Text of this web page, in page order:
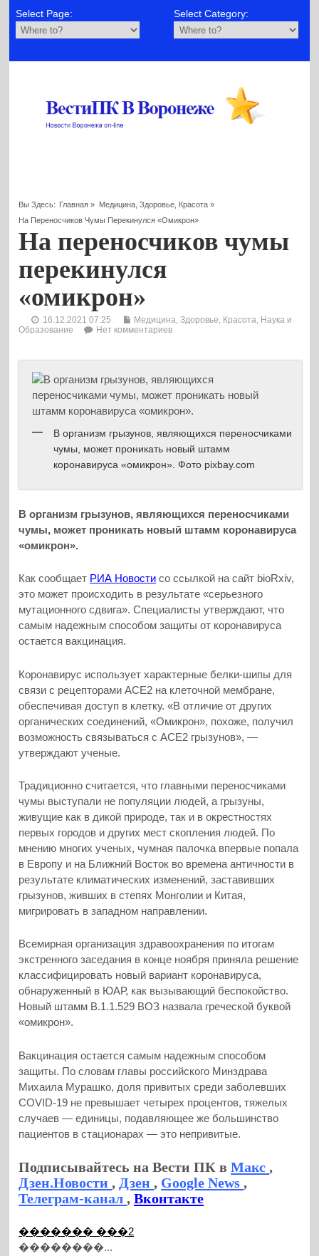
Select Page: Select Category:
Вы Здесь: Главная » Медицина, Здоровье, Красота»
На Переносчиков Чумы Перекинулся «омикрон»
На переносчиков чумы
перекинулся
«омикрон»
16.12.2021 07:25 Медицина, Здоровье, Красота Наука и
Образование
Нет комментариев
В организм грызунов, являющихся переносчиками
чумы, может проникать новый штамм
коронавируса «омикрон». Фото pixbay.com
В организм грызунов, являющихся переносчиками
чумы, может проникать новый штамм коронавируса
«омикрон».
Как сообщает РИА Новости со ссылкой на сайт bioRxiv,
это может происходить в результате «серьезного
мутационного сдвига». Специалисты утверждают, что
самым надежным способом защиты от коронавируса
остается вакцинация.
Коронавирус использует характерные белки-шипы для
связи с рецепторами ACE2 на клеточной мембране,
обеспечивая доступ в клетку. «В отличие от других
органических соединений, «Омикрон», похоже, получил
возможность связываться с ACE2 грызунов», —
утверждают ученые.
Традиционно считается, что главными переносчиками
чумы выступали не популяции людей, а грызуны,
живущие как в дикой природе, так и в окрестностях
первых городов и других мест скопления людей. По
мнению многих ученых, чумная палочка впервые попала
в Европу и на Ближний Восток во времена античности в
результате климатических изменений, заставивших
грызунов, живших в степях Монголии и Китая,
мигрировать в западном направлении.
Всемирная организация здравоохранения по итогам
экстренного заседания в конце ноября приняла решение
классифицировать новый вариант коронавируса,
обнаруженный в ЮАР, как вызывающий беспокойство.
Новый штамм B.1.1.529 ВОЗ назвала греческой буквой
«омикрон».
Вакцинация остается самым надежным способом
защиты. По словам главы российского Минздрава
Михаила Мурашко, доля привитых среди заболевших
COVID-19 не превышает четырех процентов, тяжелых
случаев — единицы, подавляющее же большинство
пациентов в стационарах — это непривитые.
Подписывайтесь на Вести ПК вМакс,
Дзен.Новости, Дзен, Google News,
Телеграм-канал,Вконтакте
������� ���2
��������...